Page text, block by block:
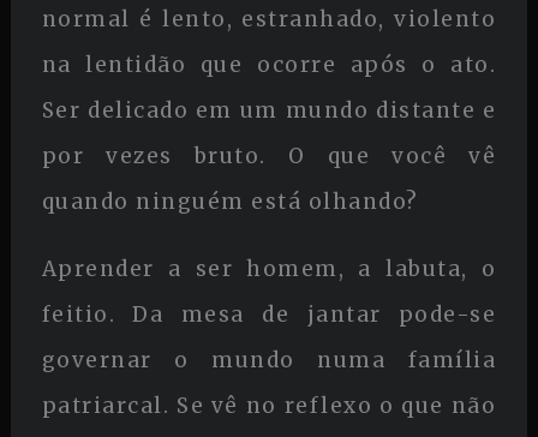
normal é lento, estranhado, violento
na lentidão que ocorre após o ato.
Ser delicado em um mundo distante e
por vezes bruto. O que você vê
quando ninguém está olhando?
Aprender a ser homem, a labuta, o
feitio. Da mesa de jantar pode-se
governar o mundo numa família
patriarcal. Se vê no reflexo o que não